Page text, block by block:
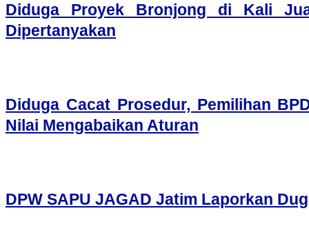
Diduga Proyek Bronjong di Kali
Dipertanyakan
Diduga Cacat Prosedur, Pemilihan
Nilai Mengabaikan Aturan
DPW SAPU JAGAD Jatim Laporkan